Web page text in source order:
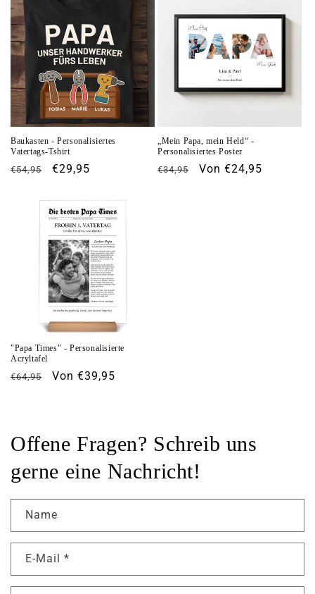
Baukasten - Personalisiertes
Vatertags-Tshirt
Normaler
€54,95 Verkaufspreis
€29,95
„Mein Papa, mein Held“ -
Personalisiertes Poster
Normaler
€34,95 Verkaufspreis
Von €24,95
"Papa Times" - Personalisierte
Acryltafel
Normaler
€64,95 Verkaufspreis
Von €39,95
Offene Fragen? Schreib uns
gerne eine Nachricht!
Name
E-Mail *